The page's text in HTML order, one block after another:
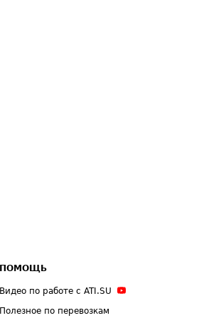
ПОМОЩЬ
Видео по работе с ATI.SU
Полезное по перевозкам